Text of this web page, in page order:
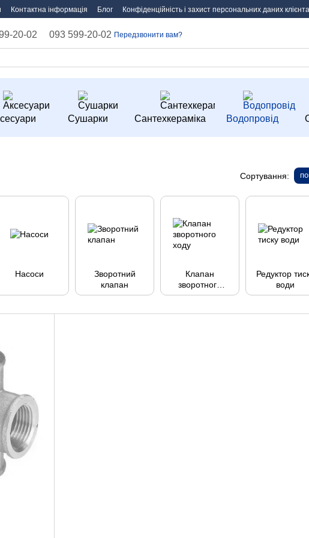
Контактна інформація Блог Конфіденційність і захист персональних даних клієнта
20-02 093 599-20-02 Передзвонити вам?
Сушарки Сантехкераміка Водопровід
Сортування:
Насоси
Зворотний
клапан
Клапан
зворотного
ходу
Редуктор
води